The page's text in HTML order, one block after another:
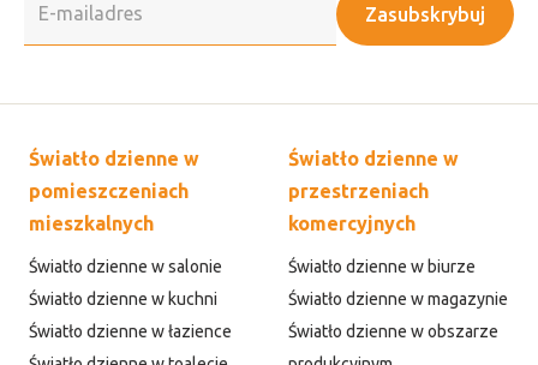
Zasubskrybuj
Światło dzienne w
pomieszczeniach
mieszkalnych
Światło dzienne w salonie
Światło dzienne w kuchni
Światło dzienne w łazience
Światło dzienne w
przestrzeniach
komercyjnych
Światło dzienne w biurze
Światło dzienne w magazynie
Światło dzienne w obszarze